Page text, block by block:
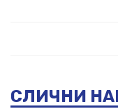
СЛИЧНИ